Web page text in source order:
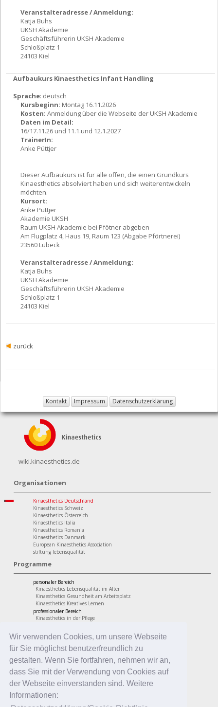
Wir verwenden Cookies, um unsere Webseite
für Sie möglichst benutzerfreundlich zu
gestalten. Wenn Sie fortfahren, nehmen wir an,
dass Sie mit der Verwendung von Cookies auf
der Webseite einverstanden sind. Weitere
Informationen:
Veranstalteradresse / Anmeldung:
Katja Buhs
UKSH Akademie
Geschäftsführerin UKSH Akademie
Schloßplatz 1
24103 Kiel
Aufbaukurs Kinaesthetics Infant Handling
Sprache: deutsch
Kursbeginn: Montag 16.11.2026
Kosten: Anmeldung über die Webseite der UKSH Akademie
Daten im Detail:
16/17.11.26 und 11.1.und 12.1.2027
TrainerIn:
Anke Püttjer
Dieser Aufbaukurs ist für alle offen, die einen Grundkurs
Kinaesthetics absolviert haben und sich weiterentwickeln
möchten.
Kursort:
Anke Püttjer
Akademie UKSH
Raum UKSH Akademie bei Pfötner abgeben
Am Flugplatz 4, Haus 19, Raum 123 (Abgabe Pförtnerei)
23560 Lübeck
Veranstalteradresse / Anmeldung:
Katja Buhs
UKSH Akademie
Geschäftsführerin UKSH Akademie
Schloßplatz 1
24103 Kiel
zurück
Kontakt Impressum Datenschutzerklärung
wiki.kinaesthetics.de
Organisationen
Kinaesthetics Deutschland
Kinaesthetics Schweiz
Kinaesthetics Österreich
Kinaesthetics Italia
Kinaesthetics Romania
Kinaesthetics Danmark
European Kinaesthetics Association
stiftung lebensqualität
Programme
personaler Bereich
Kinaesthetics Lebensqualität im Alter
Kinaesthetics Gesundheit am Arbeitsplatz
Kinaesthetics Kreatives Lernen
professionaler Bereich
Kinaesthetics in der Pflege
Kinaesthetics Infant Handling
Kinaesthetics in der Erziehung